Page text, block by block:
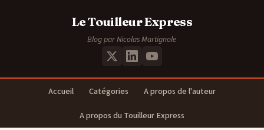
Le Touilleur Express
Blog par Nicolas Martignole
Accueil Catégories
A propos de l'auteur
A propos du Touilleur Express